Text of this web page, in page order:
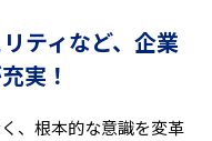
ティなど、企業
実！
、根本的な意識を変革